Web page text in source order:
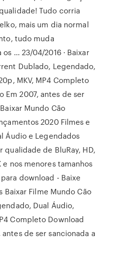
Tudo corria
mais um dia normal
tudo muda
… 23/04/2016 · Baixar
Dublado, Legendado,
MKV, MP4 Completo
Em 2007, antes de ser
Mundo Cão
2020 Filmes e
Áudio e Legendados
de BluRay, HD,
e nos menores tamanhos
download - Baixe
Baixar Filme Mundo Cão
Dual Áudio,
Completo Download
de ser sancionada a